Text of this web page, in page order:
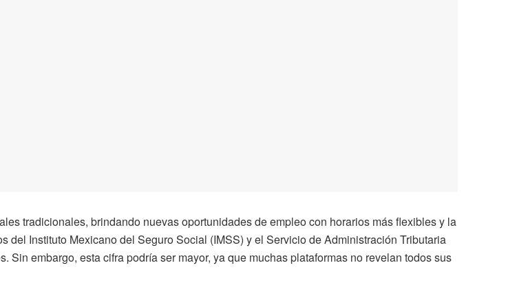
tradicionales, brindando nuevas oportunidades de empleo con horarios más flexibles y la
Instituto Mexicano del Seguro Social (IMSS) y el Servicio de Administración Tributaria
Sin embargo, esta cifra podría ser mayor, ya que muchas plataformas no revelan todos sus